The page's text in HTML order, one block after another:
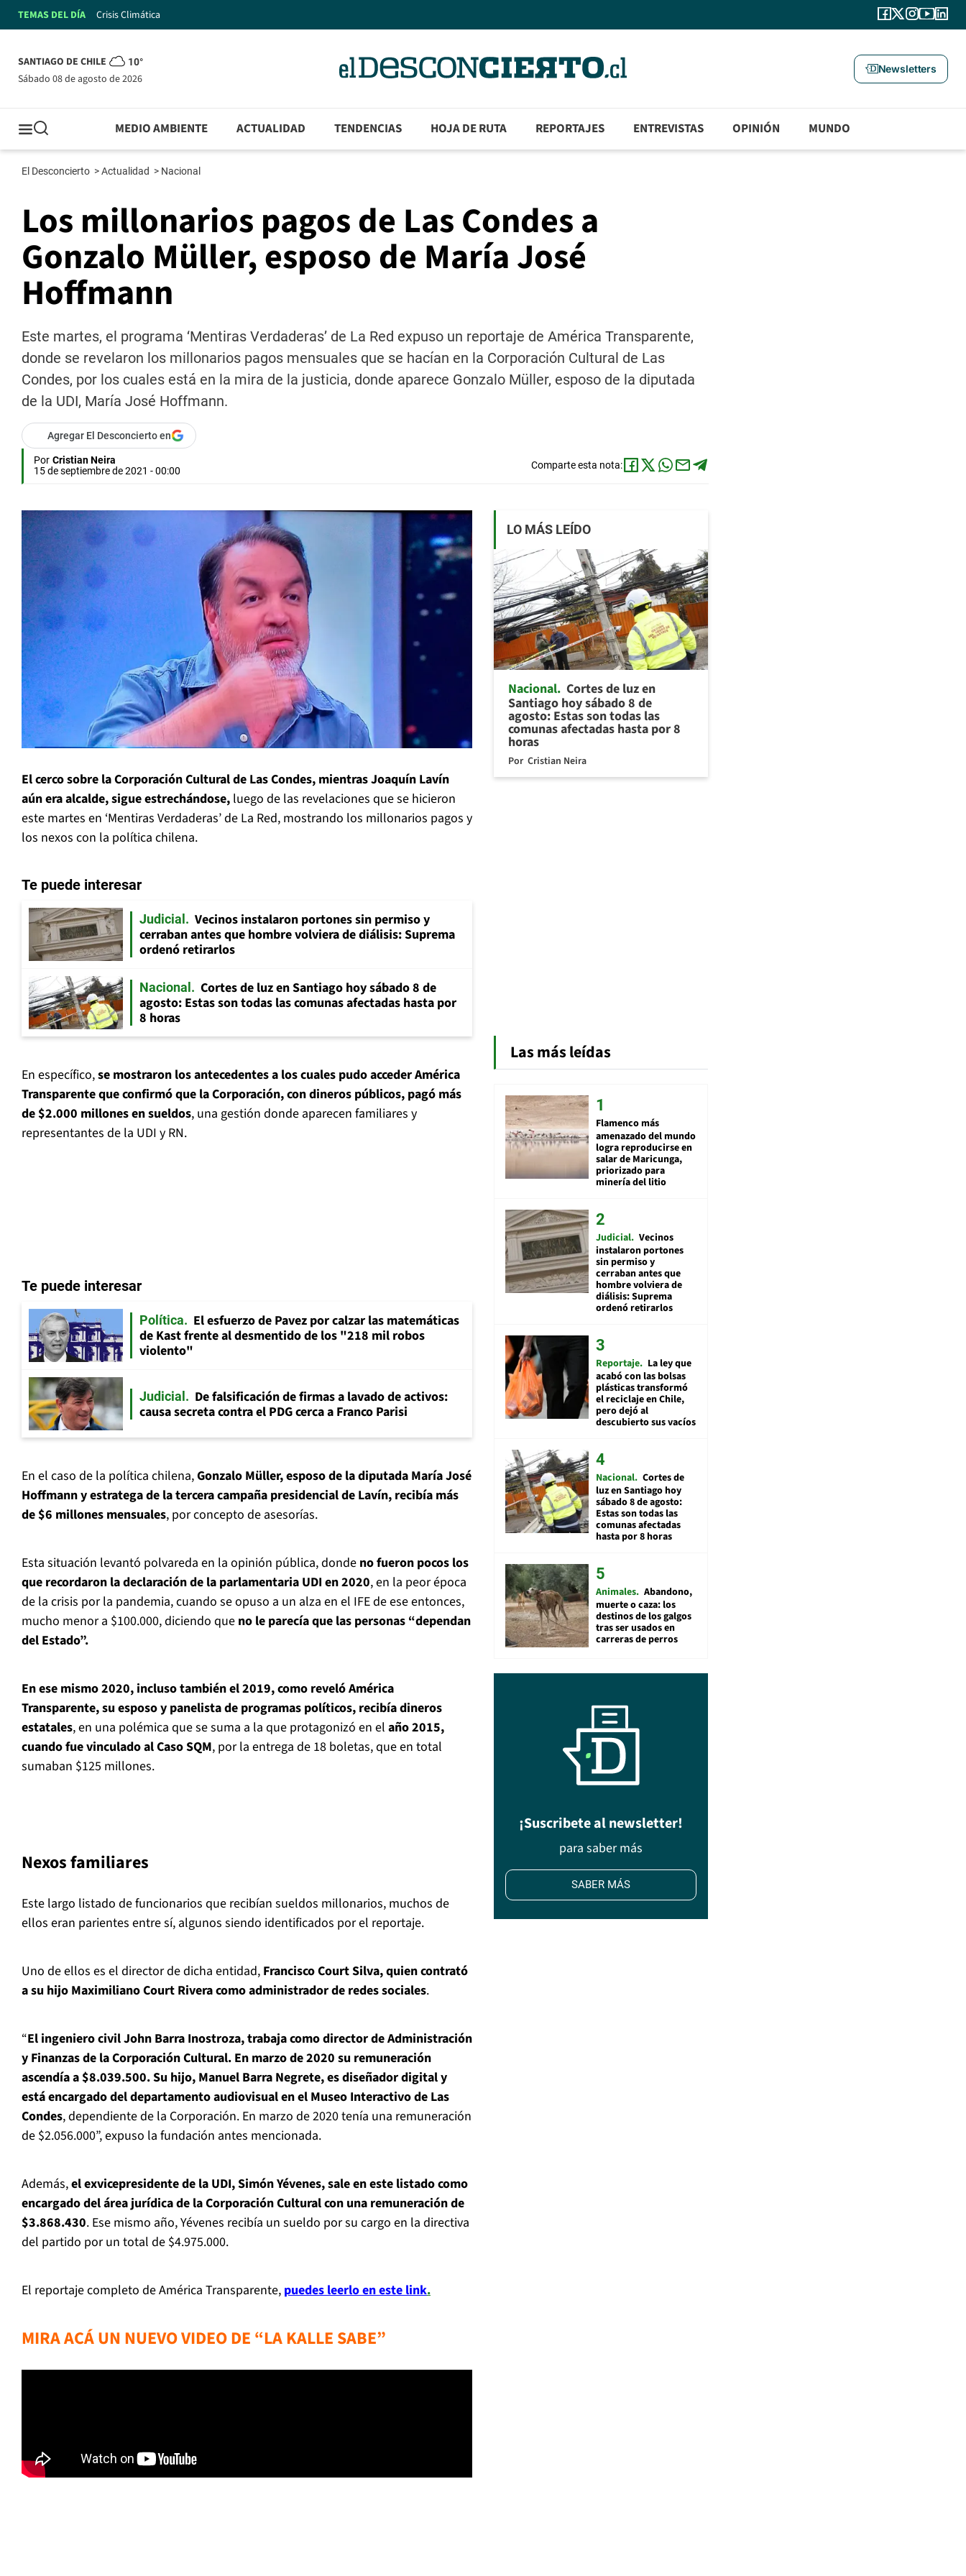
TEMAS DEL DÍA Crisis Climática
SANTIAGO DE CHILE 10°
sábado 08 de agosto de 2026
Newsletters
MEDIO AMBIENTE ACTUALIDAD TENDENCIAS HOJA DE RUTA REPORTAJES ENTREVISTAS OPINIÓN MUNDO
El Desconcierto >Actualidad > Nacional
Los millonarios pagos de Las Condes a
Gonzalo Müller, esposo de María José
Hoffmann
Este martes, el programa ‘Mentiras Verdaderas’ de La Red expuso un reportaje de América Transparente,
donde se revelaron los millonarios pagos mensuales que se hacían en la Corporación Cultural de Las
Condes, por los cuales está en la mira de la justicia, donde aparece Gonzalo Müller, esposo de la diputada
de la UDI, María José Hoffmann.
Agregar El Desconcierto en
Por Cristian Neira
15 de septiembre de 2021 - 00:00
Comparte esta nota:
El cerco sobre la Corporación Cultural de Las Condes, mientras Joaquín Lavín
aún era alcalde, sigue estrechándose, luego de las revelaciones que se hicieron
este martes en ‘Mentiras Verdaderas’ de La Red, mostrando los millonarios pagos y
los nexos con la política chilena.
Te puede interesar
Judicial
Vecinos instalaron portones sin permiso y
cerraban antes que hombre volviera de diálisis: Suprema
ordenó retirarlos
Nacional
Cortes de luz en Santiago hoy sábado 8 de
agosto: Estas son todas las comunas afectadas hasta por
8 horas
En específico,se mostraron los antecedentes a los cuales pudo acceder América
Transparente que confirmó que la Corporación, con dineros públicos, pagó más
de $2.000 millones en sueldos, una gestión donde aparecen familiares y
representantes de la UDI y RN.
Te puede interesar
Política
El esfuerzo de Pavez por calzar las matemáticas
de Kast frente al desmentido de los "218 mil robos
violento"
Judicial
De falsificación de firmas a lavado de activos:
causa secreta contra el PDG cerca a Franco Parisi
En el caso de la política chilena,Gonzalo Müller, esposo de la diputada María José
Hoffmann y estratega de la tercera campaña presidencial de Lavín, recibía más
de $6 millones mensuales, por concepto de asesorías.
Esta situación levantó polvareda en la opinión pública, donde no fueron pocos los
que recordaron la declaración de la parlamentaria UDI en 2020, en la peor época
de la crisis por la pandemia, cuando se opuso a un alza en el IFE de ese entonces,
mucho menor a $100.000, diciendo que no le parecía que las personas “dependan
del Estado”.
En ese mismo 2020, incluso también el 2019, como reveló América
Transparente, su esposo y panelista de programas políticos, recibía dineros
estatales, en una polémica que se suma a la que protagonizó en el año 2015,
cuando fue vinculado al Caso SQM, por la entrega de 18 boletas, que en total
sumaban $125 millones.
Nexos familiares
Este largo listado de funcionarios que recibían sueldos millonarios, muchos de
ellos eran parientes entre sí, algunos siendo identificados por el reportaje.
Uno de ellos es el director de dicha entidad, Francisco Court Silva, quien contrató
a su hijo Maximiliano Court Rivera como administrador de redes sociales.
“El ingeniero civil John Barra Inostroza, trabaja como director de Administración
y Finanzas de la Corporación Cultural. En marzo de 2020 su remuneración
ascendía a $8.039.500. Su hijo, Manuel Barra Negrete, es diseñador digital y
está encargado del departamento audiovisual en el Museo Interactivo de Las
Condes, dependiente de la Corporación. En marzo de 2020 tenía una remuneración
de $2.056.000”, expuso la fundación antes mencionada.
Además,el exvicepresidente de la UDI, Simón Yévenes, sale en este listado como
encargado del área jurídica de la Corporación Cultural con una remuneración de
$3.868.430. Ese mismo año, Yévenes recibía un sueldo por su cargo en la directiva
del partido por un total de $4.975.000.
El reportaje completo de América Transparente, puedes leerlo en este link.
MIRA ACÁ UN NUEVO VIDEO DE “LA KALLE SABE”
LO MÁS LEÍDO
Nacional Cortes de luz en
Santiago hoy sábado 8 de
agosto: Estas son todas las
comunas afectadas hasta por 8
horas
Por Cristian Neira
Las más leídas
Flamenco más
amenazado del mundo
logra reproducirse en
salar de Maricunga,
priorizado para
minería del litio
Judicial Vecinos
instalaron portones
sin permiso y
cerraban antes que
hombre volviera de
diálisis: Suprema
ordenó retirarlos
Reportaje La ley que
acabó con las bolsas
plásticas transformó
el reciclaje en Chile,
pero dejó al
descubierto sus vacíos
Nacional Cortes de
luz en Santiago hoy
sábado 8 de agosto:
Estas son todas las
comunas afectadas
hasta por 8 horas
Animales Abandono,
muerte o caza: los
destinos de los galgos
tras ser usados en
carreras de perros
¡Suscribete al newsletter!
para saber más
SABER MÁS